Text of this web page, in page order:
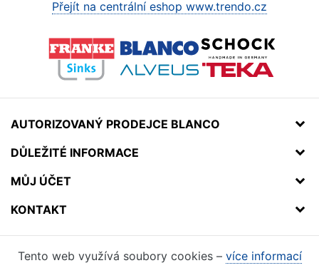
Přejít na centrální eshop www.trendo.cz
AUTORIZOVANÝ PRODEJCE BLANCO
DŮLEŽITÉ INFORMACE
MŮJ ÚČET
KONTAKT
Tento web využívá soubory cookies – více informací